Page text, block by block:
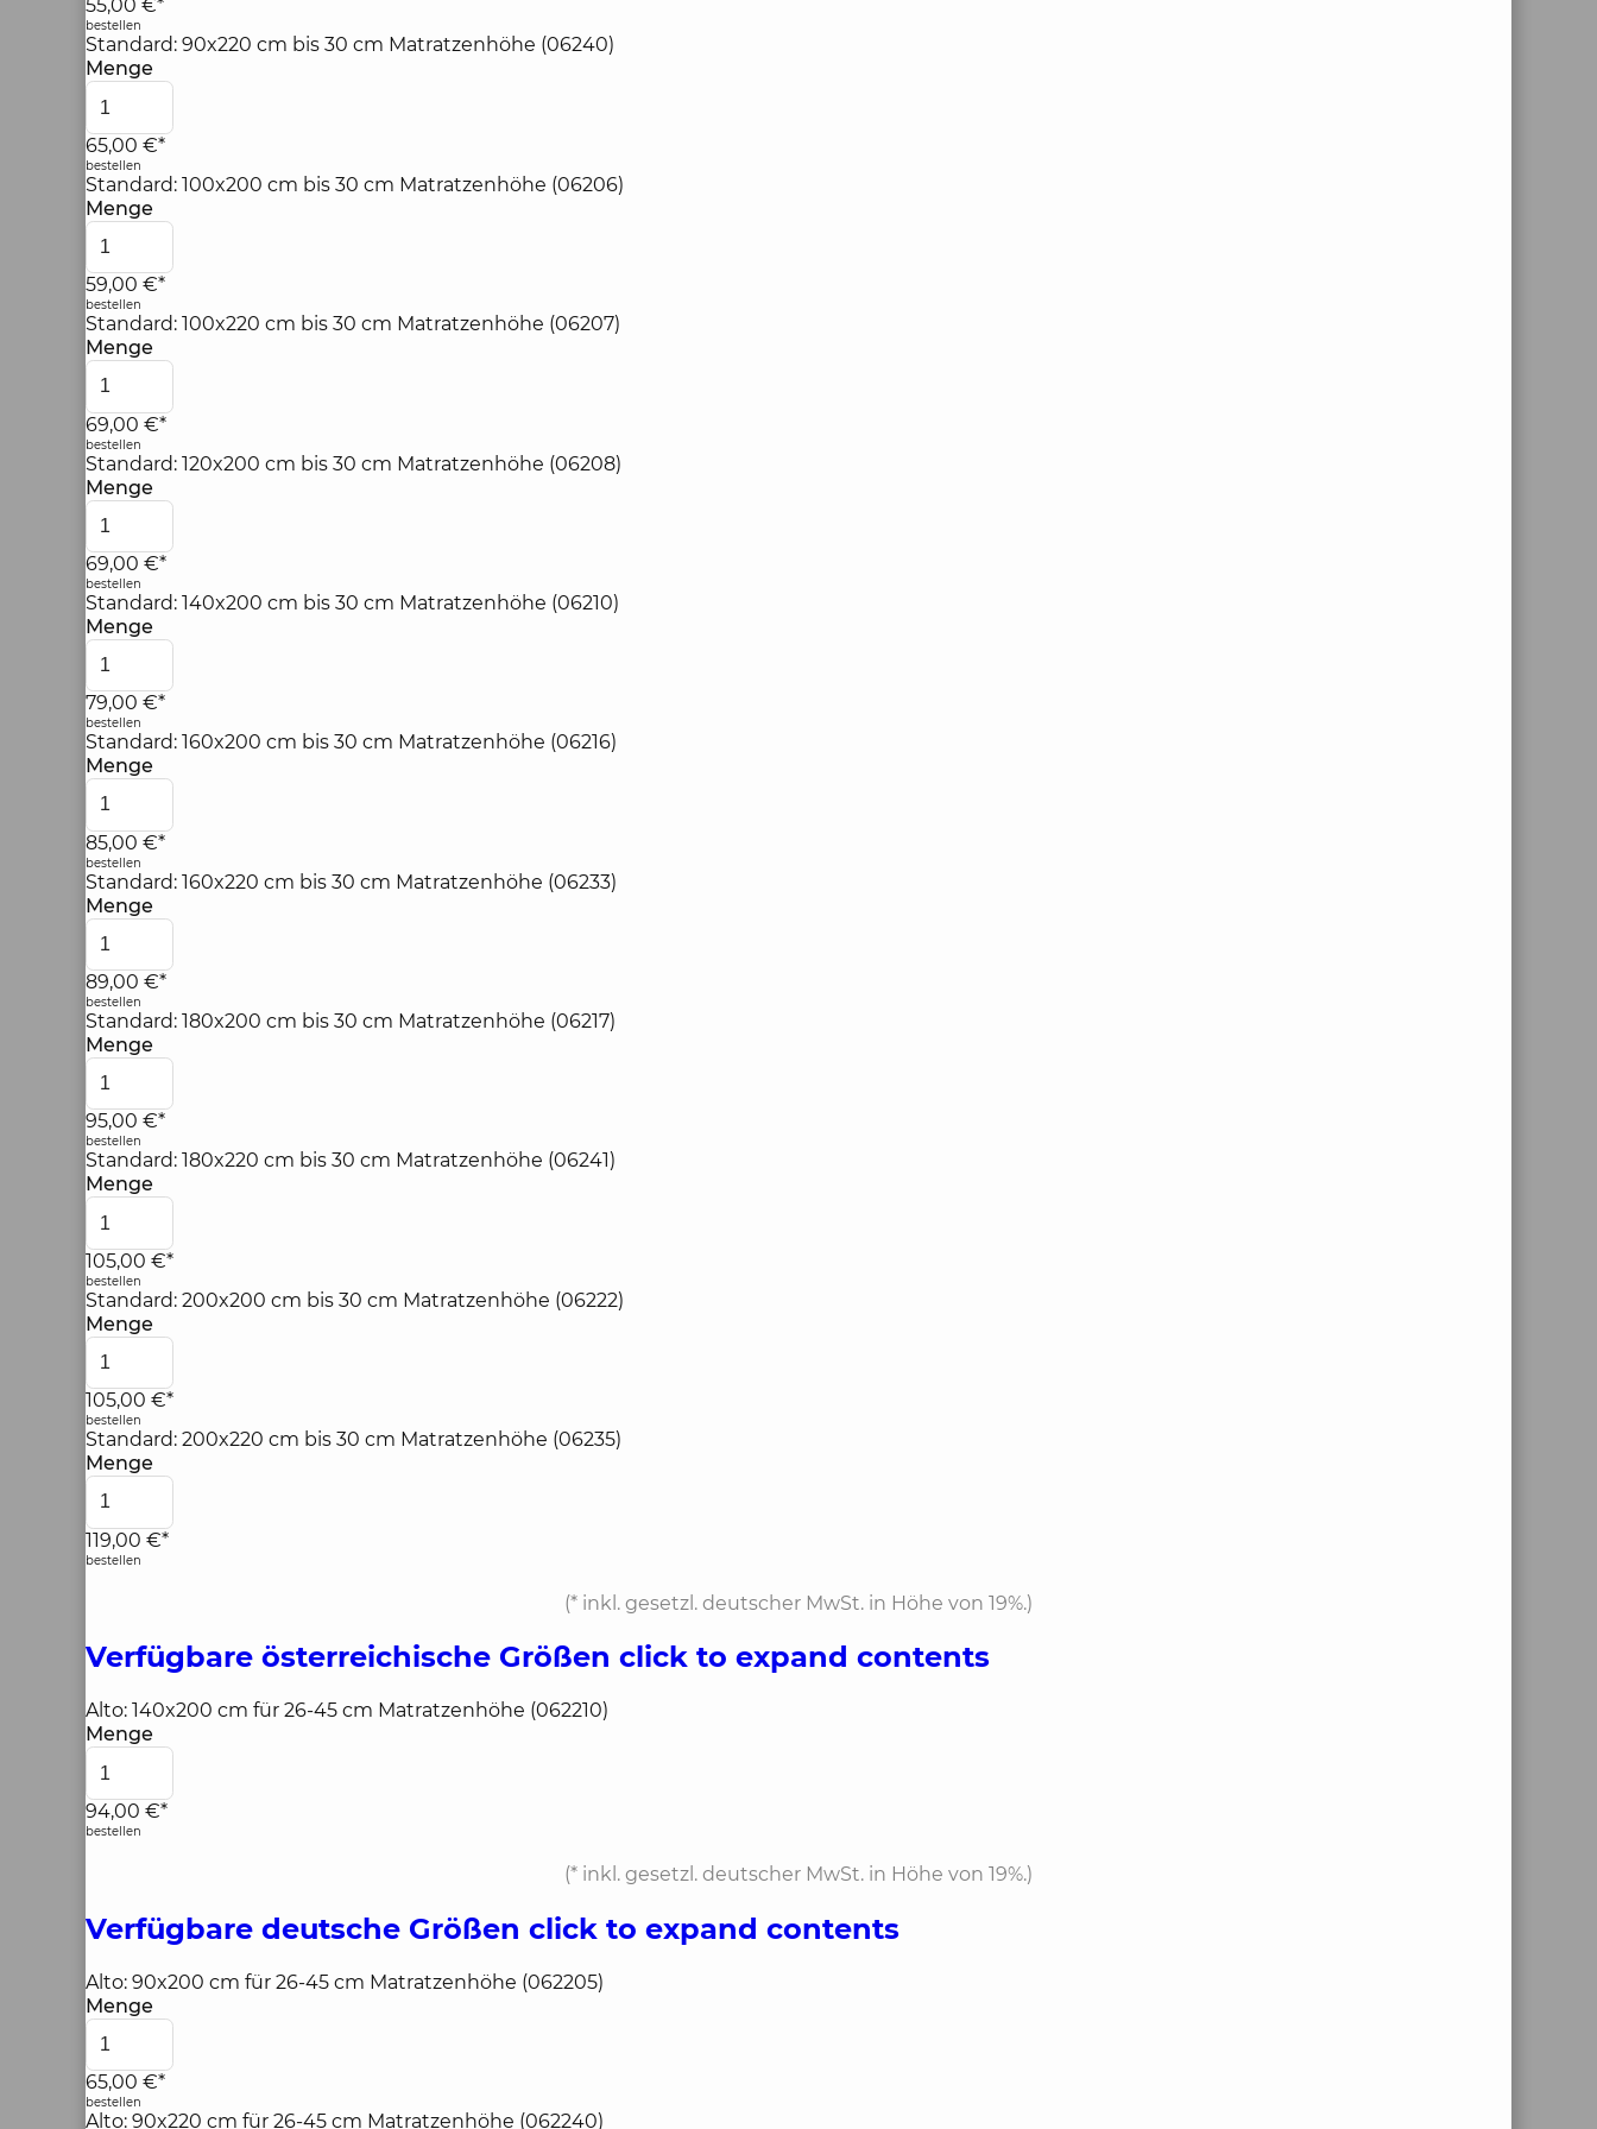
55,00 €*
bestellen
Standard: 90x220 cm bis 30 cm Matratzenhöhe (06240)
Menge
65,00 €*
bestellen
Standard: 100x200 cm bis 30 cm Matratzenhöhe (06206)
Menge
59,00 €*
bestellen
Standard: 100x220 cm bis 30 cm Matratzenhöhe (06207)
Menge
69,00 €*
bestellen
Standard: 120x200 cm bis 30 cm Matratzenhöhe (06208)
Menge
69,00 €*
bestellen
Standard: 140x200 cm bis 30 cm Matratzenhöhe (06210)
Menge
79,00 €*
bestellen
Standard: 160x200 cm bis 30 cm Matratzenhöhe (06216)
Menge
85,00 €*
bestellen
Standard: 160x220 cm bis 30 cm Matratzenhöhe (06233)
Menge
89,00 €*
bestellen
Standard: 180x200 cm bis 30 cm Matratzenhöhe (06217)
Menge
95,00 €*
bestellen
Standard: 180x220 cm bis 30 cm Matratzenhöhe (06241)
Menge
105,00 €*
bestellen
Standard: 200x200 cm bis 30 cm Matratzenhöhe (06222)
Menge
105,00 €*
bestellen
Standard: 200x220 cm bis 30 cm Matratzenhöhe (06235)
Menge
119,00 €*
bestellen
(* inkl. gesetzl. deutscher MwSt. in Höhe von 19%.)
Verfügbare österreichische Größen click to expand contents
Alto: 140x200 cm für 26-45 cm Matratzenhöhe (062210)
Menge
94,00 €*
bestellen
(* inkl. gesetzl. deutscher MwSt. in Höhe von 19%.)
Verfügbare deutsche Größen click to expand contents
Alto: 90x200 cm für 26-45 cm Matratzenhöhe (062205)
Menge
65,00 €*
bestellen
Alto: 90x220 cm für 26-45 cm Matratzenhöhe (062240)